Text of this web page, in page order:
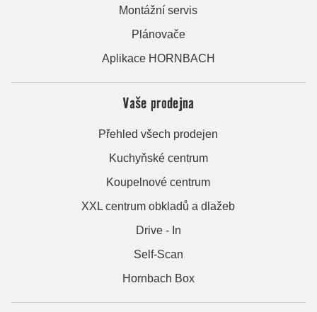
Montážní servis
Plánovače
Aplikace HORNBACH
Vaše prodejna
Přehled všech prodejen
Kuchyňské centrum
Koupelnové centrum
XXL centrum obkladů a dlažeb
Drive - In
Self-Scan
Hornbach Box